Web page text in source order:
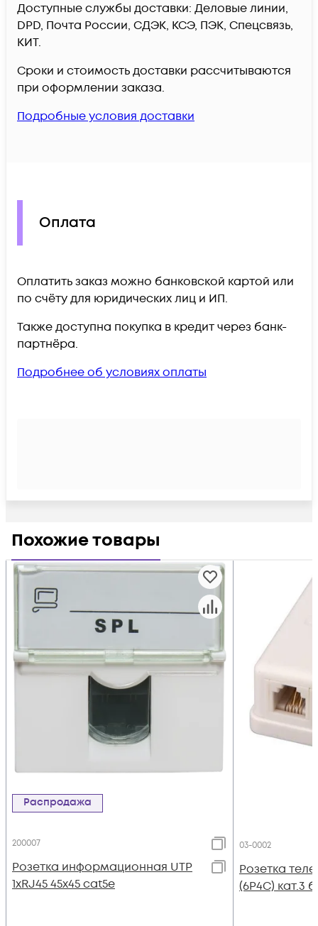
Доступные службы доставки: Деловые линии,
DPD, Почта России, СДЭК, КСЭ, ПЭК, Спецсвязь,
КИТ.
Сроки и стоимость доставки рассчитываются
при оформлении заказа.
Подробные условия доставки
Оплата
Оплатить заказ можно банковской картой или
по счёту для юридических лиц и ИП.
Также доступна покупка в кредит через банк-
партнёра.
Подробнее об условиях оплаты
Похожие товары
Распродажа
200007
Розетка информационная UTP
1хRJ45 45х45 cat5е
03-0002
Розетка
(6P4C) кат.3